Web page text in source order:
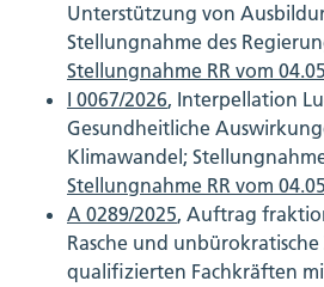
Unterstützung von
Stellungnahme des
Stellungnahme RR vom
I 0067/2026, Interpellation
Gesundheitliche
Klimawandel;
Stellungnahme RR vom
A 0289/2025, Auftrag
Rasche und unbürokratische
qualifizierten Fachkräften